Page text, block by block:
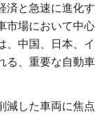
済と急速に進化す
市場において中心
、中国、日本、イ
る、重要な自動車
減した車両に焦点